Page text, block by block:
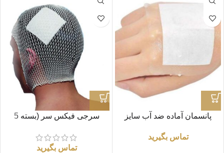
پانسمان آماده ضد آب سایز
تماس بگیرید
سرجی فیکس سر (بسته 5
تماس بگیرید